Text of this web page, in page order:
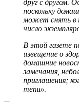
друг с другом.
поскольку
может снять в
число
В этой газете
извещение о
домашние
замечания,
приглашения;
menu».